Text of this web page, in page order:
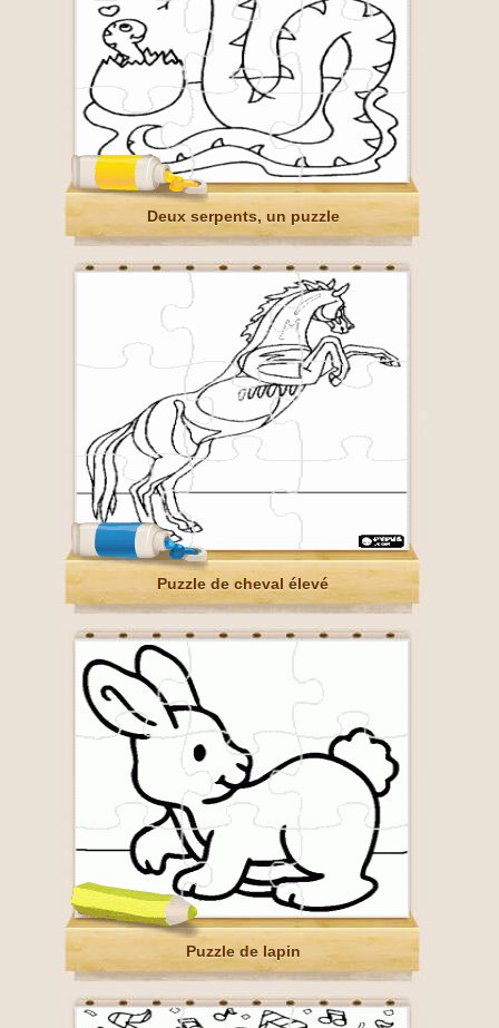
Deux serpents, un puzzle
Puzzle de cheval élevé
Puzzle de lapin